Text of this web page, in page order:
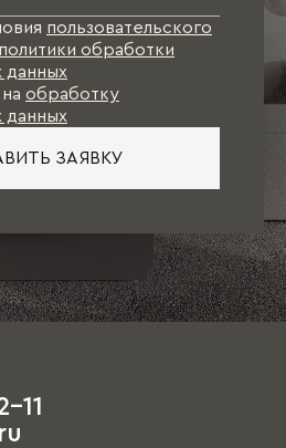
пользовательского
политики обработки
данных
обработку
данных
ЗАЯВКУ
11